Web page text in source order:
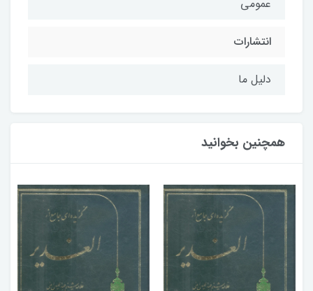
عمومی
انتشارات
دلیل ما
همچنین بخوانید